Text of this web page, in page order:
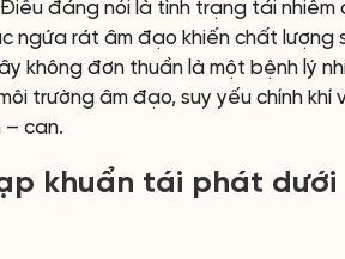
đáng nói là tình trạng tái nhiễm
ngứa rát âm đạo khiến chất lượng
không đơn thuần là một bệnh lý
trường âm đạo, suy yếu chính khí
can.
khuẩn tái phát dưới